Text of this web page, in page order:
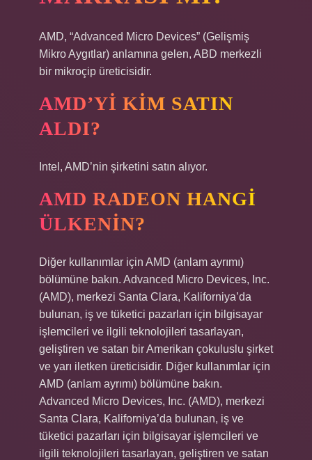
AMD, “Advanced Micro Devices” (Gelişmiş
Mikro Aygıtlar) anlamına gelen, ABD merkezli
bir mikroçip üreticisidir.
AMD’YI KIM SATIN
ALDI?
Intel, AMD’nin şirketini satın alıyor.
AMD RADEON HANGI
ÜLKENIN?
Diğer kullanımlar için AMD (anlam ayrımı)
bölümüne bakın. Advanced Micro Devices, Inc.
(AMD), merkezi Santa Clara, Kaliforniya’da
bulunan, iş ve tüketici pazarları için bilgisayar
işlemcileri ve ilgili teknolojileri tasarlayan,
geliştiren ve satan bir Amerikan çokuluslu şirket
ve yarı iletken üreticisidir. Diğer kullanımlar için
AMD (anlam ayrımı) bölümüne bakın.
Advanced Micro Devices, Inc. (AMD), merkezi
Santa Clara, Kaliforniya’da bulunan, iş ve
tüketici pazarları için bilgisayar işlemcileri ve
ilgili teknolojileri tasarlayan, geliştiren ve satan